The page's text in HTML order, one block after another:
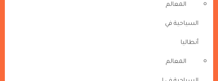
المعالم
السياحية في
أنطاليا
المعالم